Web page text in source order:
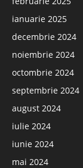
ianuarie 2025
decembrie 2024
noiembrie 2024
octombrie 2024
septembrie 2024
august 2024
iulie 2024
iunie 2024
mai 2024